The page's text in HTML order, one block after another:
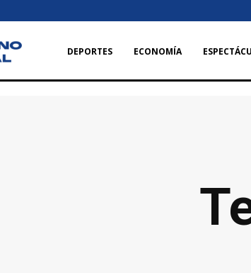
DEPORTES ECONOMÍA